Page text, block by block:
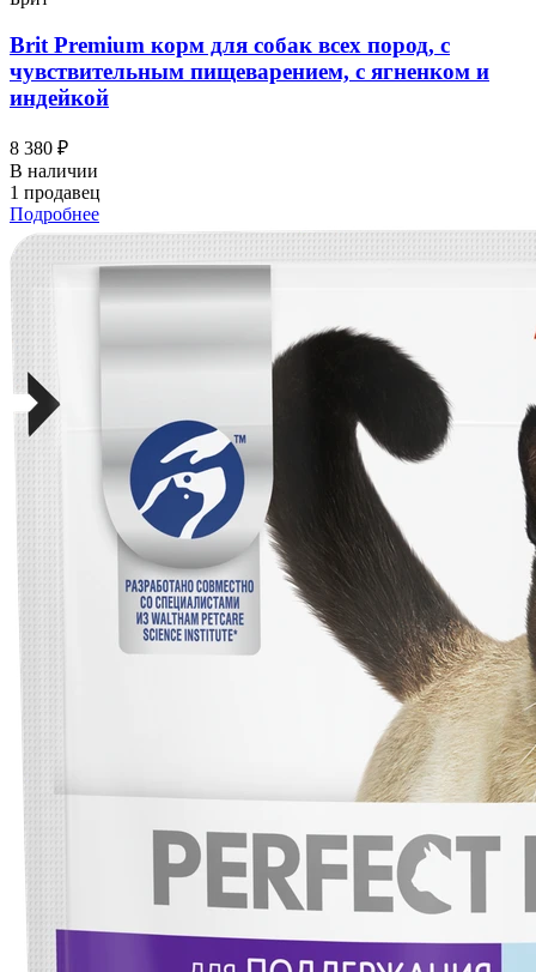
Brit Premium корм для собак всех пород, с
чувствительным пищеварением, с ягненком и
индейкой
8 380 ₽
В наличии
1 продавец
Подробнее